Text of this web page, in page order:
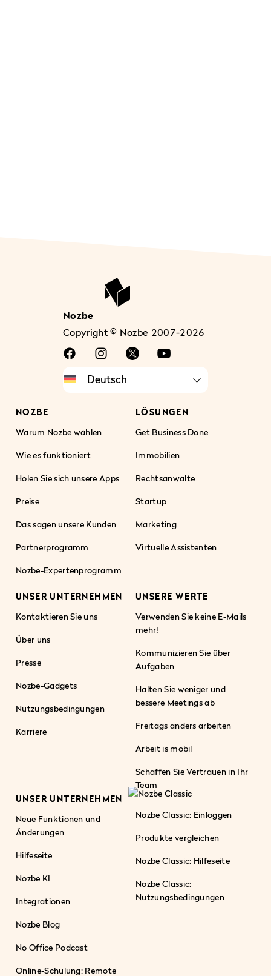
Nozbe
Copyright © Nozbe 2007-2026
NOZBE
Warum Nozbe wählen
Wie es funktioniert
Holen Sie sich unsere Apps
Preise
Das sagen unsere Kunden
Partnerprogramm
Nozbe-Expertenprogramm
LÖSUNGEN
Get Business Done
Immobilien
Rechtsanwälte
Startup
Marketing
Virtuelle Assistenten
UNSER UNTERNEHMEN
Kontaktieren Sie uns
Über uns
Presse
Nozbe-Gadgets
Nutzungsbedingungen
Karriere
UNSERE WERTE
Verwenden Sie keine E-Mails
mehr!
Kommunizieren Sie über
Aufgaben
Halten Sie weniger und
bessere Meetings ab
Freitags anders arbeiten
Arbeit is mobil
Schaffen Sie Vertrauen in Ihr
Team
UNSER UNTERNEHMEN
Neue Funktionen und
Änderungen
Hilfeseite
Nozbe KI
Integrationen
Nozbe Blog
No Office Podcast
Online-Schulung: Remote
Nozbe Classic: Einloggen
Produkte vergleichen
Nozbe Classic: Hilfeseite
Nozbe Classic:
Nutzungsbedingungen